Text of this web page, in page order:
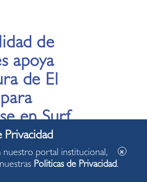
de
apoya
de El
en Surf
nuestro portal institucional,
Politicas de Privacidad.